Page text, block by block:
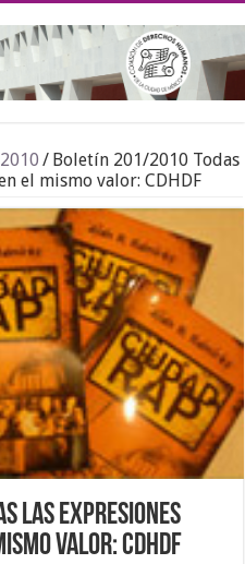
/ Boletín 201/2010 Todas
el mismo valor: CDHDF
las expresiones
valor: CDHDF